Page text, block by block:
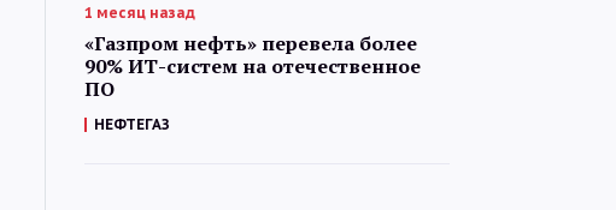
1 месяц назад
«Газпром нефть» перевела более
90% ИТ-систем на отечественное
ПО
НЕФТЕГАЗ